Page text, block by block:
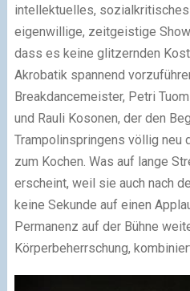
intellektuelles, sozialkritisches
eigenwillige, zeitgeistige
dass es keine glitzernden
Akrobatik spannend
Breakdancemeister, Petri
und Rauli Kosonen, der den
Trampolinspringens völlig neu
zum Kochen. Was auf lange
erscheint, weil sie auch nach
keine Sekunde auf einen
Permanenz auf der Bühne
Körperbeherrschung,